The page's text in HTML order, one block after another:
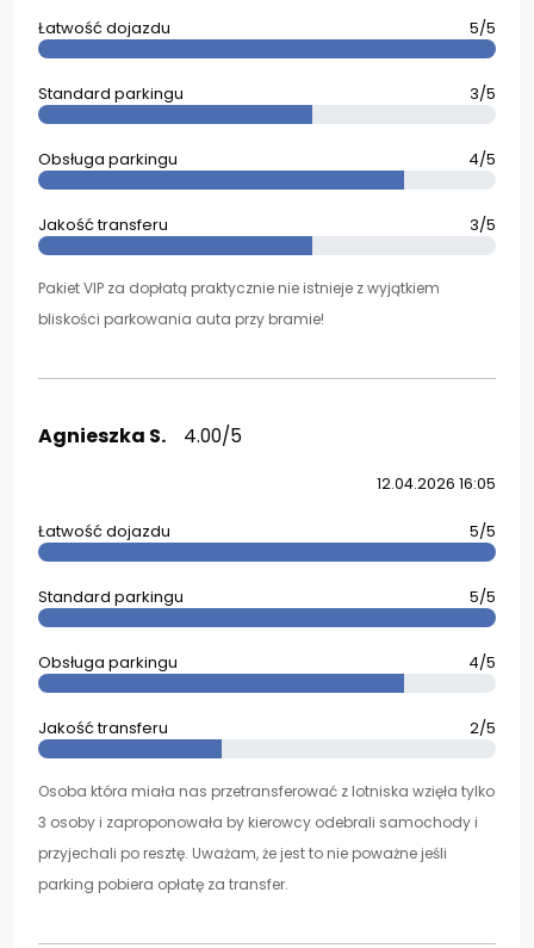
Łatwość dojazdu 5/5
Standard parkingu 3/5
Obsługa parkingu 4/5
Jakość transferu 3/5
Pakiet VIP za dopłatą praktycznie nie istnieje z wyjątkiem
bliskości parkowania auta przy bramie!
Agnieszka S. 4.00/5
12.04.2026 16:05
Łatwość dojazdu 5/5
Standard parkingu 5/5
Obsługa parkingu 4/5
Jakość transferu 2/5
Osoba która miała nas przetransferować z lotniska wzięła tylko
3 osoby i zaproponowała by kierowcy odebrali samochody i
przyjechali po resztę. Uważam, że jest to nie poważne jeśli
parking pobiera opłatę za transfer.